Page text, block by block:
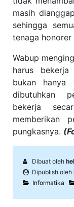
masih
sehingga
tenaga honorer
Wabup
harus bekerja
bukan
dibutuhkan
bekerja
memberikan
pungkasnya.
Dibuat oleh
Dipublish oleh
Informatika